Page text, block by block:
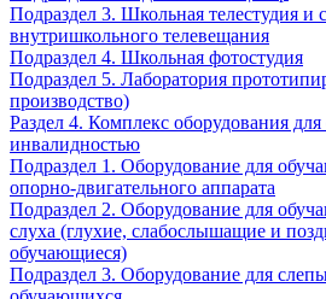
Подраздел 3. Школьная телестудия и
внутришкольного телевещания
Подраздел 4. Школьная фотостудия
Подраздел 5. Лаборатория
производство)
Раздел 4. Комплекс оборудования
инвалидностью
Подраздел 1. Оборудование для
опорно-двигательного аппарата
Подраздел 2. Оборудование для
слуха (глухие, слабослышащие и
обучающиеся)
Подраздел 3. Оборудование для